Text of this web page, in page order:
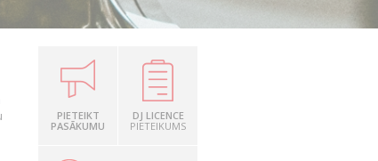
PIETEIKT
PASĀKUMU
DJ LICENCE
PIETEIKUMS